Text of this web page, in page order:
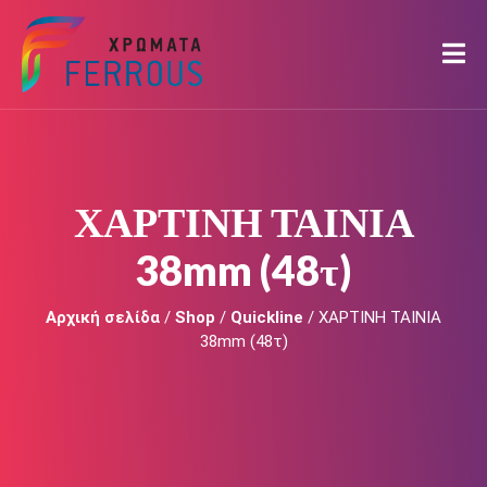
ΧΑΡΤΙΝΗ ΤΑΙΝΙΑ
38mm (48τ)
Αρχική σελίδα / Shop / Quickline / ΧΑΡΤΙΝΗ ΤΑΙΝΙΑ
38mm (48τ)